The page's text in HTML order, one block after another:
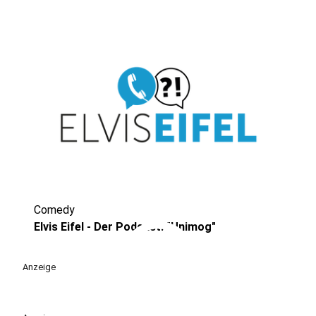
play_circle
Comedy
Elvis Eifel - Der Podcast: "Unimog"
Anzeige